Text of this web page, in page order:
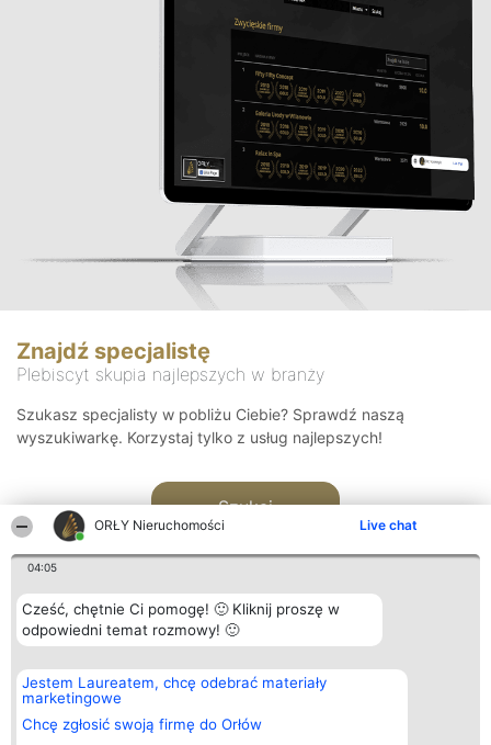
ORŁY Nieruchomości Live chat
04:05
Cześć, chętnie Ci pomogę! 🙂 Kliknij proszę w
odpowiedni temat rozmowy! 🙂
Jestem Laureatem, chcę odebrać materiały
marketingowe
Chcę zgłosić swoją firmę do Orłów
Znajdź specjalistę
Plebiscyt skupia najlepszych w branży
Szukasz specjalisty w pobliżu Ciebie? Sprawdź naszą
wyszukiwarkę. Korzystaj tylko z usług najlepszych!
Szukaj
Organizator plebiscytu
Bright Side Solutions sp. z o.
o. sp. k.
ul. Ruska 22
Wrocław 50-079
Plebiscyt
Laureaci
wszystkich
Laureatów
Kontakt
Kontakt